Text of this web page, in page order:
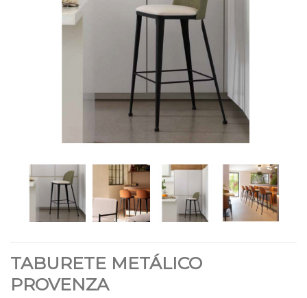
TABURETE METÁLICO
PROVENZA